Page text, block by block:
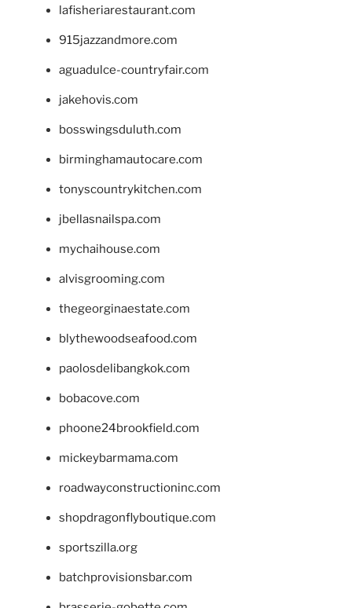
lafisheriarestaurant.com
915jazzandmore.com
aguadulce-countryfair.com
jakehovis.com
bosswingsduluth.com
birminghamautocare.com
tonyscountrykitchen.com
jbellasnailspa.com
mychaihouse.com
alvisgrooming.com
thegeorginaestate.com
blythewoodseafood.com
paolosdelibangkok.com
bobacove.com
phoone24brookfield.com
mickeybarmama.com
roadwayconstructioninc.com
shopdragonflyboutique.com
sportszilla.org
batchprovisionsbar.com